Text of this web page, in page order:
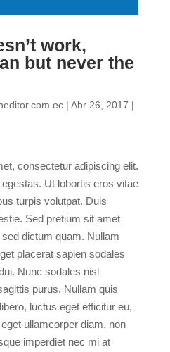
work,
but never the
| Abr 26, 2017 |
consectetur adipiscing elit.
Ut lobortis eros vitae
turpis volutpat. Duis
Sed pretium sit amet
dictum quam. Nullam
placerat sapien sodales
Nunc sodales nisl
purus. Nullam quis
luctus eget efficitur eu,
ullamcorper diam, non
imperdiet nec mi at